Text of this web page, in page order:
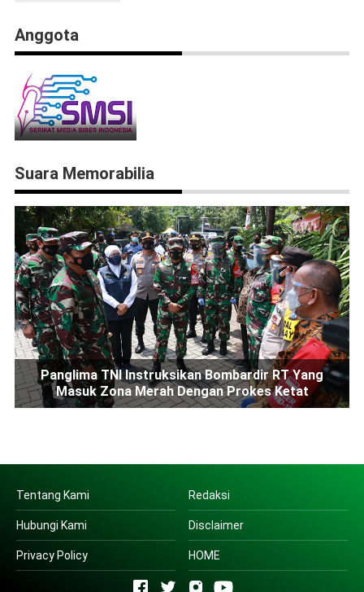
Anggota
Suara Memorabilia
Panglima TNI Instruksikan Bombardir RT Yang
Masuk Zona Merah Dengan Prokes Ketat
Tentang Kami Redaksi
Hubungi Kami Disclaimer
Privacy Policy HOME